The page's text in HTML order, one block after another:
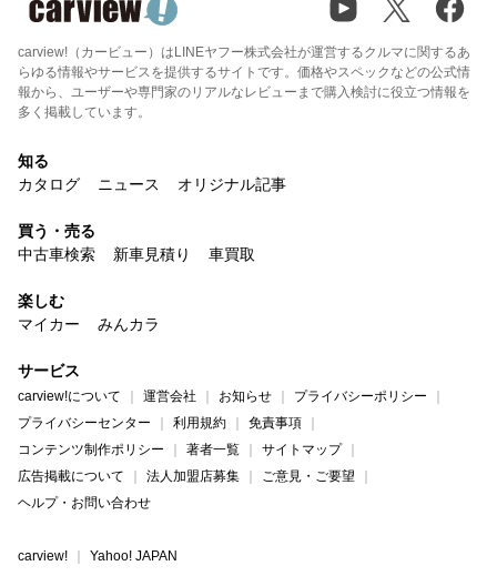
carview!（カービュー）はLINEヤフー株式会社が運営するクルマに関するあ
らゆる情報やサービスを提供するサイトです。価格やスペックなどの公式情
報から、ユーザーや専門家のリアルなレビューまで購入検討に役立つ情報を
多く掲載しています。
知る
カタログ
ニュース オリジナル記事
買う・売る
中古車検索
新車見積り 車買取
楽しむ
マイカー
みんカラ
サービス
carview!について 運営会社 お知らせ
プライバシーポリシー
プライバシーセンター
利用規約
免責事項
コンテンツ制作ポリシー
著者一覧
サイトマップ
広告掲載について
法人加盟店募集
ご意見・ご要望
ヘルプ・お問い合わせ
carview! Yahoo! JAPAN